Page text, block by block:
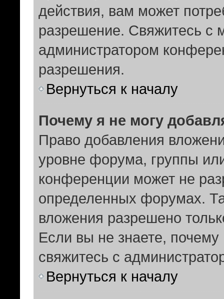
действия, вам может
разрешение. Свяжитесь с
администратором
разрешения.
Вернуться к началу
Почему я не могу
Право добавления
уровне форума, группы
конференции может не
определенных форумах.
вложения разрешено
Если вы не знаете,
свяжитесь с
Вернуться к началу